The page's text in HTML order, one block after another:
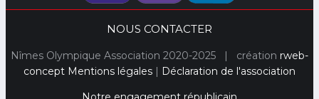
NOUS CONTACTER
Nîmes Olympique Association 2020-2025 | création rweb-
concept Mentions légales | Déclaration de l'association